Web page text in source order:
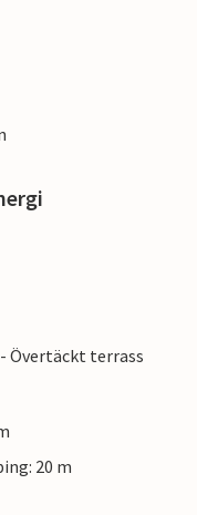
Övertäckt terrass
20 m